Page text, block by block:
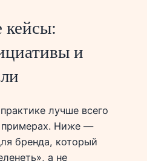
кейсы:
и
лучше всего
примерах. Ниже —
бренда, который
а не